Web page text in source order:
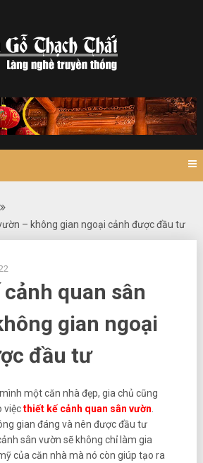
– không gian ngoại cảnh được đầu tư
quan sân
gian ngoại
đầu tư
một căn nhà đẹp, gia chủ cũng
việcthiết kế cảnh quan sân vườn
gian đáng và nên được đầu tư
sân vườn sẽ không chỉ làm gia
của căn nhà mà nó còn giúp tạo ra